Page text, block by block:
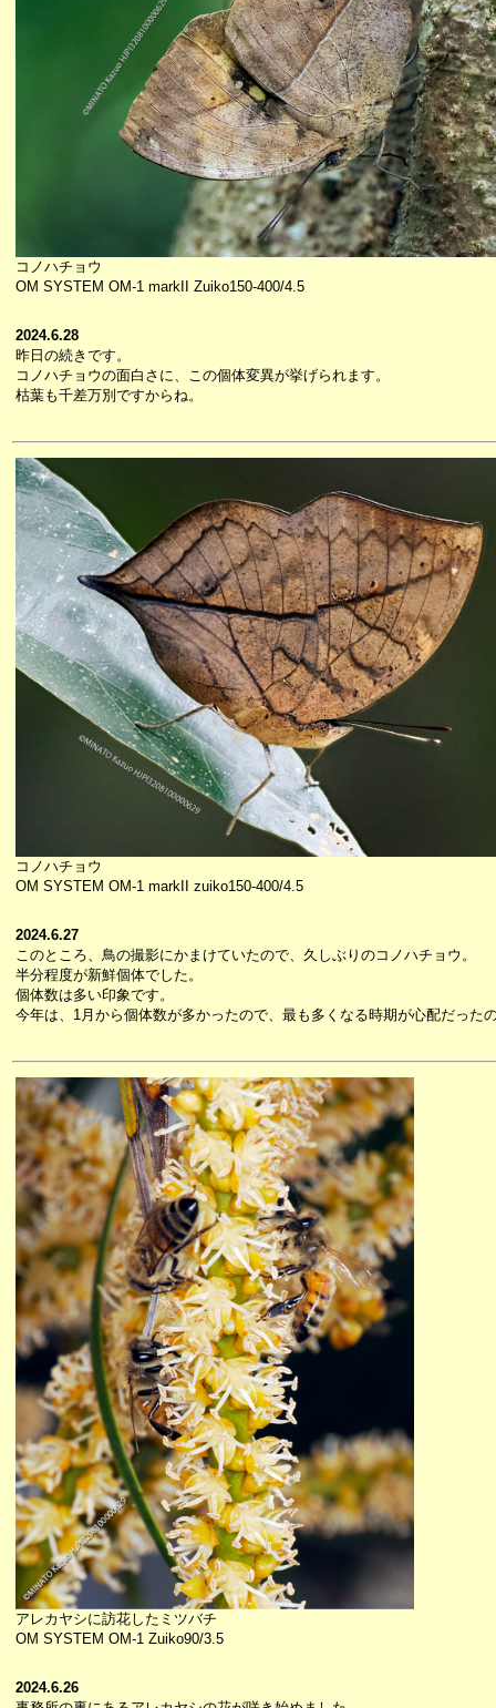
コノハチョウ
OM SYSTEM OM-1 markII Zuiko150-400/4.5
2024.6.28
昨日の続きです。
コノハチョウの面白さに、この個体変異が挙げられます。
枯葉も千差万別ですからね。
コノハチョウ
OM SYSTEM OM-1 markII zuiko150-400/4.5
2024.6.27
このところ、鳥の撮影にかまけていたので、久しぶりのコノハチョウ。
半分程度が新鮮個体でした。
個体数は多い印象です。
今年は、1月から個体数が多かったので、最も多くなる時期が心配だった
アレカヤシに訪花したミツバチ
OM SYSTEM OM-1 Zuiko90/3.5
2024.6.26